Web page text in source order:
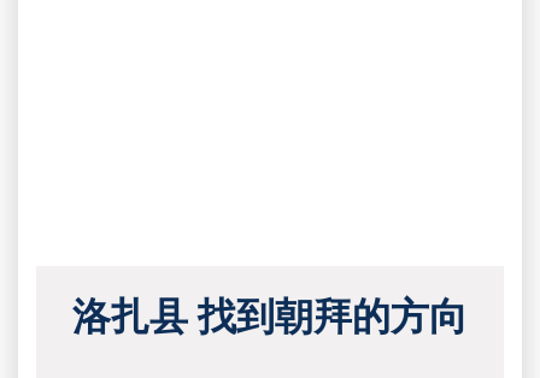
洛扎县 找到朝拜的方向